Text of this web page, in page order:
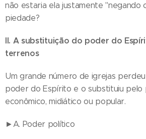
não estaria ela justamente "negando
piedade?
II. A substituição do poder do
terrenos
Um grande número de igrejas
poder do Espírito e o substituiu pelo
econômico, midiático ou popular.
►A. Poder político